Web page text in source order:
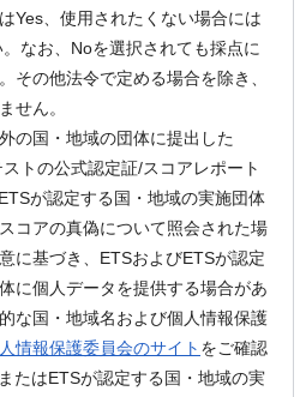
Yes、使用されたくない場合には
なお、Noを選択されても採点に
その他法令で定める場合を除き、
せん。
の国・地域の団体に提出した
トの公式認定証/スコアレポート
が認定する国・地域の実施団体
コアの真偽について照会された場
に基づき、ETSおよびETSが認定
に個人データを提供する場合があ
な国・地域名および個人情報保護
情報保護委員会のサイト をご確認
たはETSが認定する国・地域の実